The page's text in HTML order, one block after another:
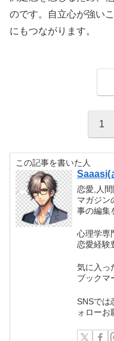
のです。自立心が強い
にもつながります。
1
この記事を書いた人
Saaasi(
恋愛,人
マガジン
事の編集
心理学専
恋愛経験
気に入っ
ブックマ
SNSでは
ォローお